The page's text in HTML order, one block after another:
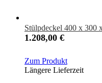
Stülpdeckel 400 x 300
1.208,00 €
Zum Produkt
Längere Lieferzeit